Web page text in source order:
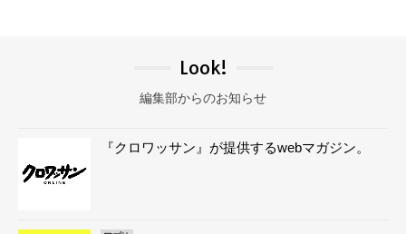
Look!
編集部からのお知らせ
『クロワッサン』が提供するwebマガジン。